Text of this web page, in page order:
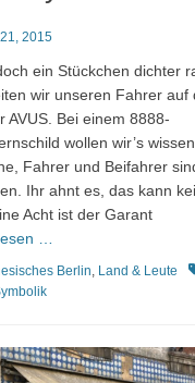
2015
ein Stückchen dichter
wir unseren Fahrer auf
AVUS. Bei einem 8888-
wollen wir’s
Fahrer und Beifahrer
Ihr ahnt es, das kann
Acht ist der Garant
…
Berlin, Land & Leute